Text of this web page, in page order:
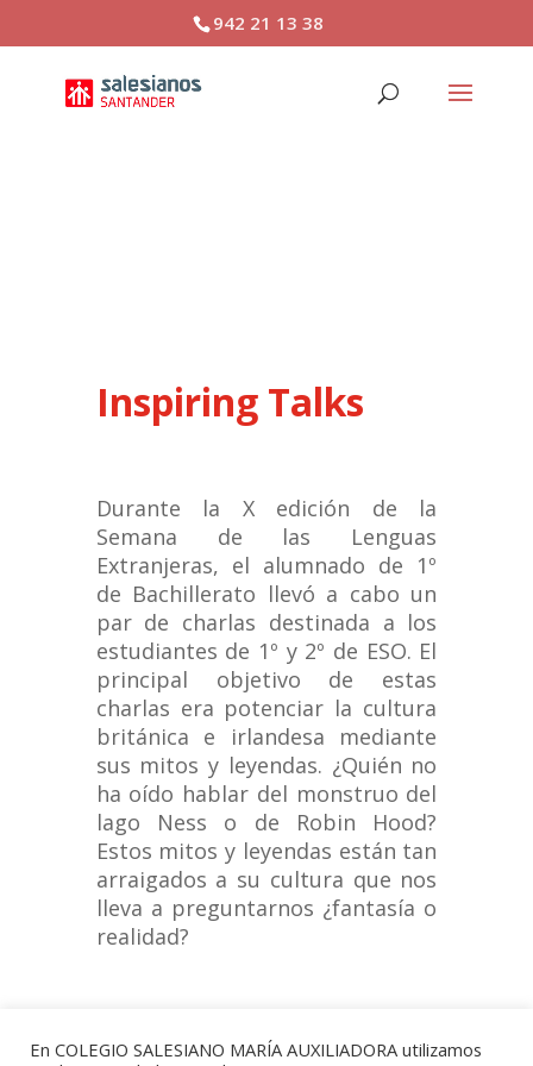
942 21 13 38
Inspiring Talks
Durante la X edición de la
Semana de las Lenguas
Extranjeras, el alumnado de 1º
de Bachillerato llevó a cabo un
par de charlas destinada a los
estudiantes de 1º y 2º de ESO. El
principal objetivo de estas
charlas era potenciar la cultura
británica e irlandesa mediante
sus mitos y leyendas. ¿Quién no
ha oído hablar del monstruo del
lago Ness o de Robin Hood?
Estos mitos y leyendas están tan
arraigados a su cultura que nos
lleva a preguntarnos ¿fantasía o
realidad?
En COLEGIO SALESIANO MARÍA AUXILIADORA utilizamos